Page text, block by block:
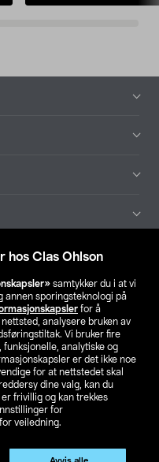
hos Clas Ohlson
samtykker du i at vi
annen sporingsteknologi på
for å
analysere bruken av
Vi bruker fire
analytiske og
er det ikke noe
for at nettstedet skal
dine valg, kan du
frivillig og kan trekkes
for
veiledning.
FI
moms